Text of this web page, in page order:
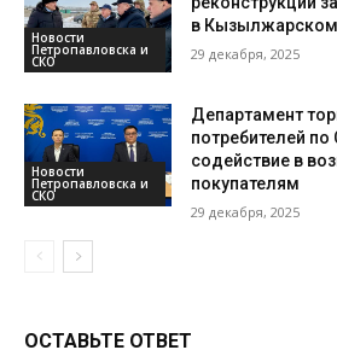
Новости
Петропавловска и
СКО
в
29 декабря, 2025
Новости
Петропавловска и
СКО
Департамент
потребителей
содействие в
покупателям
29 декабря, 2025
ОСТАВЬТЕ ОТВЕТ